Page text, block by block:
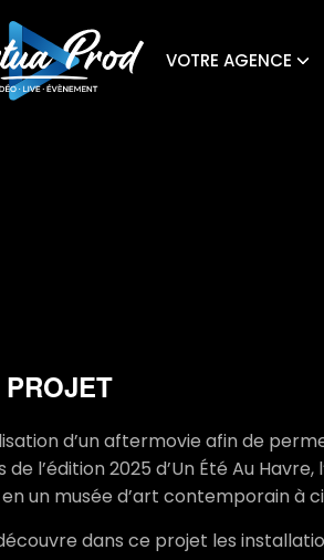
VOTRE AGENCE
d’un aftermovie afin de
de l’édition 2025 d’Un Été Au
un musée d’art contemporain à
dans ce projet les